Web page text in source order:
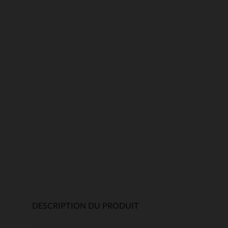
DESCRIPTION DU PRODUIT